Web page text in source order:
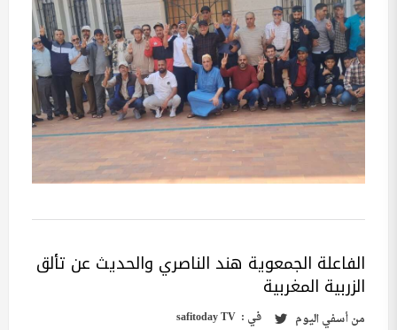
الفاعلة الجمعوية هند الناصري والحديث عن تألق
الزربية المغربية
منأسفي اليوم في : safitoday TV